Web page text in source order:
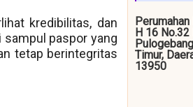
kredibilitas, dan
sampul paspor yang
tetap berintegritas
H 16
Timur,
13950